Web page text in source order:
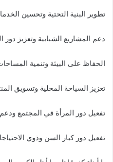
تطوير البنية التحتية وتحسين
دعم المشاريع الشبابية وتعزيز
الحفاظ على البيئة وتنمية
تعزيز السياحة المحلية وتسويق
تفعيل دور المرأة في المجتمع
تفعيل دور كبار السن وذوي